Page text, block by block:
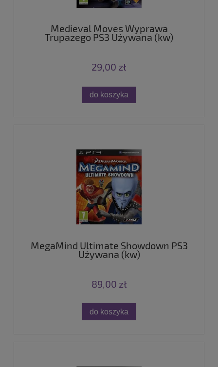
Medieval Moves Wyprawa
Trupazego PS3 Używana (kw)
29,00 zł
do koszyka
MegaMind Ultimate Showdown PS3
Używana (kw)
89,00 zł
do koszyka